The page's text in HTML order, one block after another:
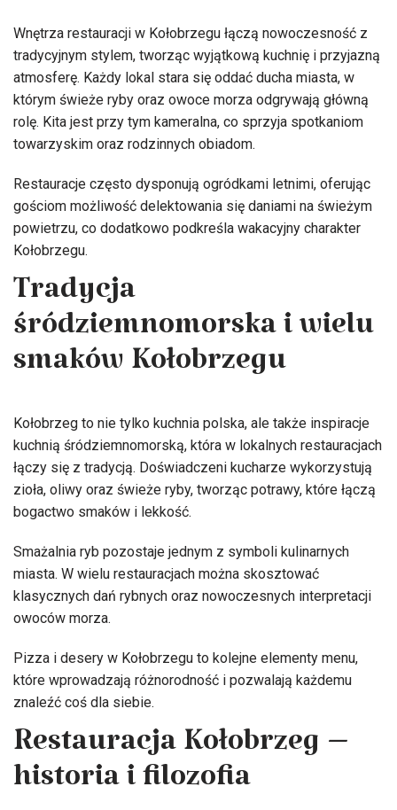
Wnętrza restauracji w Kołobrzegu łączą nowoczesność z
tradycyjnym stylem, tworząc wyjątkową kuchnię i przyjazną
atmosferę. Każdy lokal stara się oddać ducha miasta, w
którym świeże ryby oraz owoce morza odgrywają główną
rolę. Kita jest przy tym kameralna, co sprzyja spotkaniom
towarzyskim oraz rodzinnych obiadom.
Restauracje często dysponują ogródkami letnimi, oferując
gościom możliwość delektowania się daniami na świeżym
powietrzu, co dodatkowo podkreśla wakacyjny charakter
Kołobrzegu.
Tradycja
śródziemnomorska i wielu
smaków Kołobrzegu
Kołobrzeg to nie tylko kuchnia polska, ale także inspiracje
kuchnią śródziemnomorską, która w lokalnych restauracjach
łączy się z tradycją. Doświadczeni kucharze wykorzystują
zioła, oliwy oraz świeże ryby, tworząc potrawy, które łączą
bogactwo smaków i lekkość.
Smażalnia ryb pozostaje jednym z symboli kulinarnych
miasta. W wielu restauracjach można skosztować
klasycznych dań rybnych oraz nowoczesnych interpretacji
owoców morza.
Pizza i desery w Kołobrzegu to kolejne elementy menu,
które wprowadzają różnorodność i pozwalają każdemu
znaleźć coś dla siebie.
Restauracja Kołobrzeg –
historia i filozofia